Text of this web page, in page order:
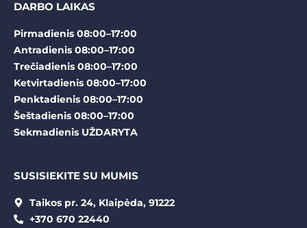
DARBO LAIKAS
Pirmadienis 08:00–17:00
Antradienis 08:00–17:00
Trečiadienis 08:00–17:00
Ketvirtadienis 08:00–17:00
Penktadienis 08:00–17:00
Šeštadienis 08:00–17:00
Sekmadienis UŽDARYTA
SUSISIEKITE SU MUMIS
Taikos pr. 24, Klaipėda, 91222
+370 670 22440